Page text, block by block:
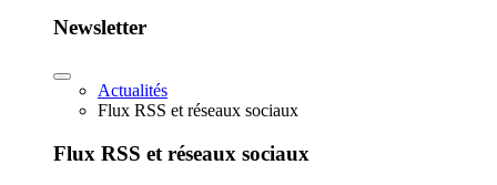
Newsletter
Actualités
Flux RSS et réseaux sociaux
Flux RSS et réseaux sociaux